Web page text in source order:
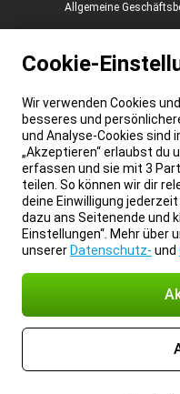
Allgemeine
Cookie-
Wir verwenden Cookies
besseres und
und Analyse-Cookies sind
„Akzeptieren“ erlaubst du
erfassen und sie mit 3
teilen. So können wir dir
deine Einwilligung
dazu ans Seitenende und
Einstellungen“. Mehr über
unserer Datenschutz- und